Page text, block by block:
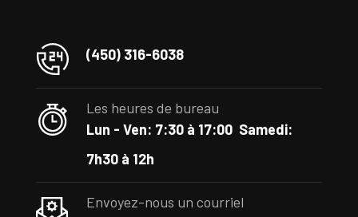
(450) 316-6038
Les heures de bureau
Lun - Ven: 7:30 à 17:00 Samedi:
7h30 à 12h
Envoyez-nous un courriel